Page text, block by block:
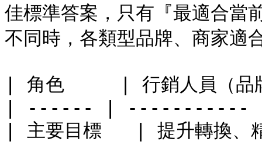
佳標準答案，只有『最適合當
不同時，各類型品牌、商家適
| 角色     | 行銷人員
| ------ |
| 主要目標   | 提升轉換、